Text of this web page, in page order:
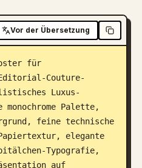
Vor der Übersetzung
für
Couture-
Luxus-
Palette,
feine technische
elegante
Typografie,
auf